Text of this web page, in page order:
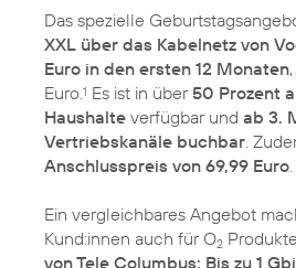
Das spezielle
XXL über das Kabelnetz von
Euro in den ersten 12 Monaten
Euro. 1 Es ist in über50 Prozent
Haushalte verfügbar und ab 3.
Vertriebskanäle buchbar .
Anschlusspreis von 69,99 Euro
Ein vergleichbares Angebot
Kund:innen auch für O2
von Tele Columbus: Bis zu 1